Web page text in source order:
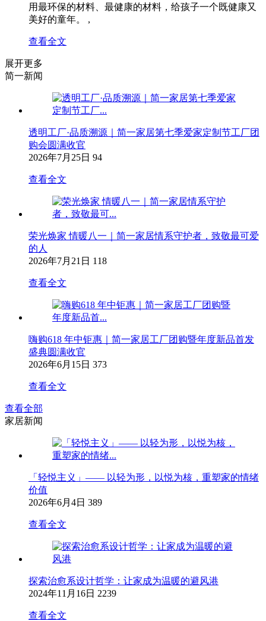
用最环保的材料、最健康的材料，给孩子一个既健康又
美好的童年。 ,
查看全文
展开更多
简一新闻
透明工厂·品质溯源｜简一家居第七季爱家定制节工厂团
购会圆满收官
2026年7月25日 94
查看全文
荣光焕家 情暖八一｜简一家居情系守护者，致敬最可爱
的人
2026年7月21日 118
查看全文
嗨购618 年中钜惠｜简一家居工厂团购暨年度新品首发
盛典圆满收官
2026年6月15日 373
查看全文
查看全部
家居新闻
「轻悦主义」—— 以轻为形，以悦为核，重塑家的情绪
价值
2026年6月4日 389
查看全文
探索治愈系设计哲学：让家成为温暖的避风港
2024年11月16日 2239
查看全文